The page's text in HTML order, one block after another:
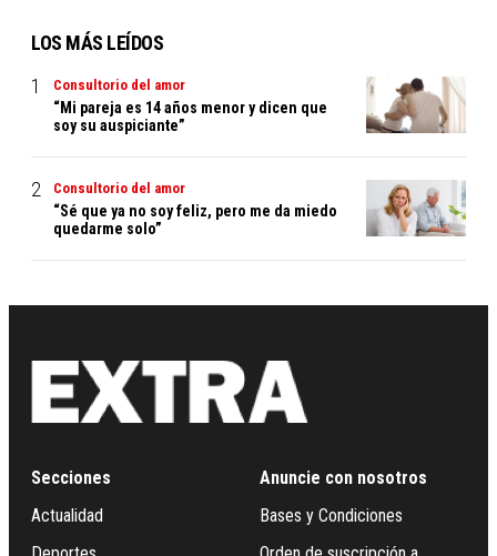
LOS MÁS LEÍDOS
Consultorio del amor
“Mi pareja es 14 años menor y dicen que
soy su auspiciante”
Consultorio del amor
“Sé que ya no soy feliz, pero me da miedo
quedarme solo”
Secciones
Actualidad
Anuncie con nosotros
Bases y Condiciones